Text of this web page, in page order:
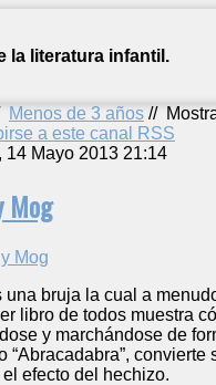
la literatura infantil.
Menos de 3 años //
a este canal RSS
14 Mayo 2013 21:14
Mog
una bruja la cual a
libro de todos muestra
y marchándose de
“Abracadabra”,
el efecto del hechizo.